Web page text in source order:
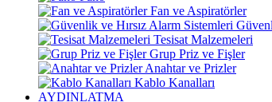
Fan ve Aspiratörler
Tesisat Malzemeleri
Grup Priz ve Fişler
Anahtar ve Prizler
Kablo Kanalları
AYDINLATMA